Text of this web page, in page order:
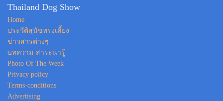
Thailand Dog Show
Home
ประวัติสุนัขทรงเลี้ยง
ข่าวสารต่างๆ
บทความ-สาระน่ารู้
Photo Of The Week
Privacy policy
Terms-conditions
Advertising